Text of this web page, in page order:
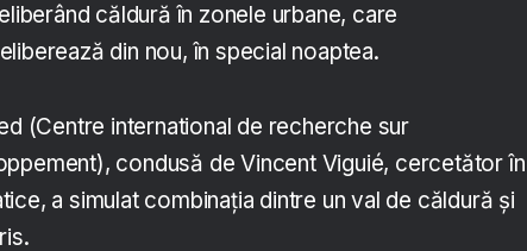
căldură în zonele urbane, care
din nou, în special noaptea.
(Centre international de recherche sur
condusă de Vincent Viguié, cercetător în
a simulat combinația dintre un val de căldură și